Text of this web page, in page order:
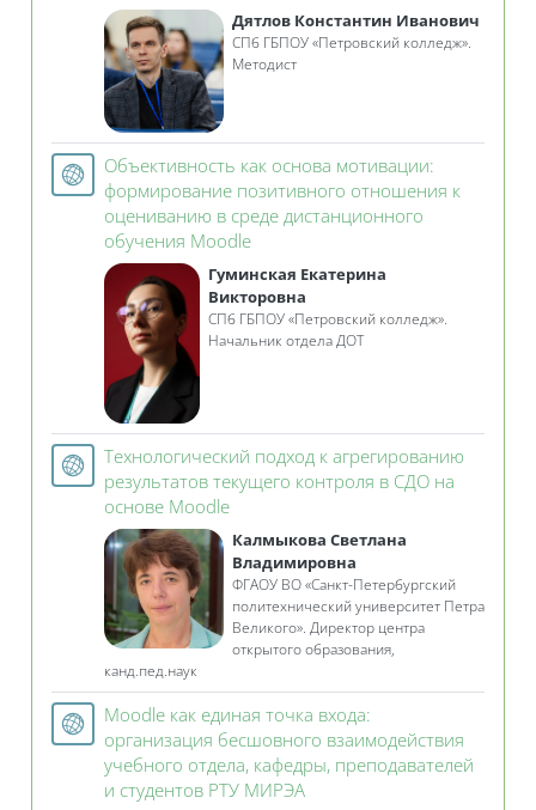
Дятлов Константин Иванович
СПб ГБПОУ «Петровский колледж».
Методист
Объективность как основа мотивации:
формирование позитивного отношения к
оцениванию в среде дистанционного
обучения MoodleГиперссылка
Гуминская Екатерина
Викторовна
СПб ГБПОУ «Петровский колледж».
Начальник отдела ДОТ
Технологический подход к агрегированию
результатов текущего контроля в СДО на
основе MoodleГиперссылка
Калмыкова Светлана
Владимировна
ФГАОУ ВО «Санкт-Петербургский
политехнический университет Петра
Великого». Директор центра
открытого образования,
канд.пед.наук
Moodle как единая точка входа:
организация бесшовного взаимодействия
учебного отдела, кафедры, преподавателей
и студентов РТУ МИРЭА